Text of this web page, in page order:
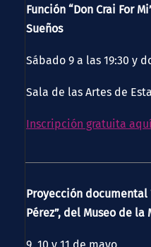
Función “Don Crai For
Sueños
Sábado 9 a las 19:30 y
Sala de las Artes de
Inscripción gratuita aquí
Proyección documental
Pérez”, del Museo de la